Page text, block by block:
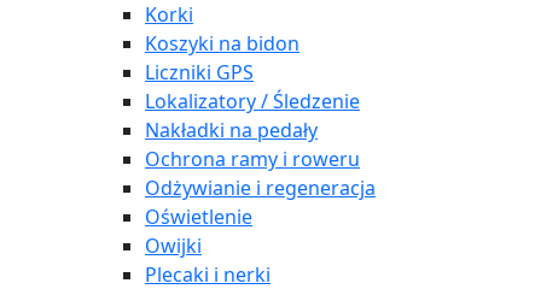
Korki
Koszyki na bidon
Liczniki GPS
Lokalizatory / Śledzenie
Nakładki na pedały
Ochrona ramy i roweru
Odżywianie i regeneracja
Oświetlenie
Owijki
Plecaki i nerki